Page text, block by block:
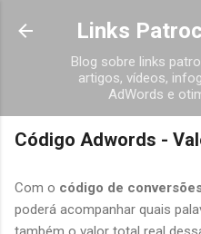
Pular para o
Links
Blog sobre links
artigos, vídeos,
AdWords e
Código Adwords -
Com o código de
poderá acompanhar quais